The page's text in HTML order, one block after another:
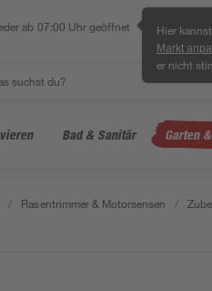
ab 07:00 Uhr geöffnet Hier
Markt
er nicht
Bad & Sanitär Garten
/ Rasentrimmer & Motorsensen /